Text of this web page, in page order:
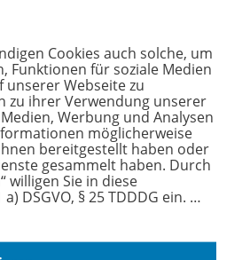
755,3 kB
ZIP-Dateiarchiv
Werken
Aktuelle Ausgabe
Cookies auch solche, um
Funktionen für soziale Medien
Webseite zu
zu ihrer Verwendung unserer
Werbung und Analysen
möglicherweise
bereitgestellt haben oder
gesammelt haben. Durch
willigen Sie in diese
DSGVO, § 25 TDDDG ein. …